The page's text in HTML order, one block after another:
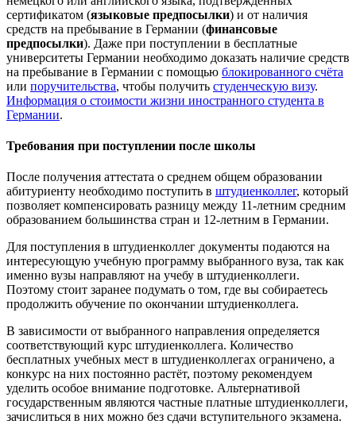
сертификатом (языковые предпосылки) и от наличия
средств на пребывание в Германии (финансовые
предпосылки). Даже при поступлении в бесплатные
университеты Германии необходимо доказать наличие средств
на пребывание в Германии с помощью блокированного счёта
или поручительства, чтобы получить студенческую визу.
Информация о стоимости жизни иностранного студента в
Германии.
Требования при поступлении после школы
После получения аттестата о среднем общем образовании
абитуриенту необходимо поступить в штудиенколлег, который
позволяет компенсировать разницу между 11-летним средним
образованием большинства стран и 12-летним в Германии.
Для поступления в штудиенколлег документы подаются на
интересующую учебную программу выбранного вуза, так как
именно вузы направляют на учебу в штудиенколлеги.
Поэтому стоит заранее подумать о том, где вы собираетесь
продолжить обучение по окончании штудиенколлега.
В зависимости от выбранного направления определяется
соответствующий курс штудиенколлега. Количество
бесплатных учебных мест в штудиенколлегах ограничено, а
конкурс на них постоянно растёт, поэтому рекомендуем
уделить особое внимание подготовке. Альтернативой
государственным являются частные платные штудиенколлеги,
зачислиться в них можно без сдачи вступительного экзамена.